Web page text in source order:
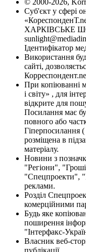
© 2000-2026,
Суб'єкт у сфері
ХАРКІВСЬКЕ
Ідентифікатор
Використання
сайті,
При копіюванні
і світу» , для
відкрите для
Посилання має
повного або
Гіперпосилання
розміщена в
матеріалу.
Новини з
"Регіони",
"Спецпроекти",
реклами.
Розділ
комерційними
Будь яке
поширення
"Інтерфакс-
Власник веб-